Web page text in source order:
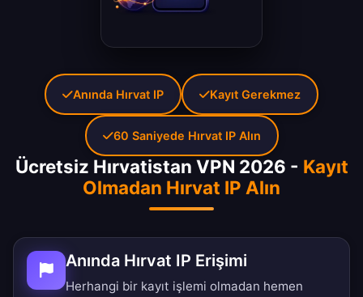
Ücretsiz Hırvatistan VPN 2026 - Kayıt
Olmadan Hırvat IP Alın
Anında Hırvat IP Erişimi
Herhangi bir kayıt işlemi olmadan hemen
Anında Hırvat IP Kayıt Gerekmez
60 Saniyede Hırvat IP Alın